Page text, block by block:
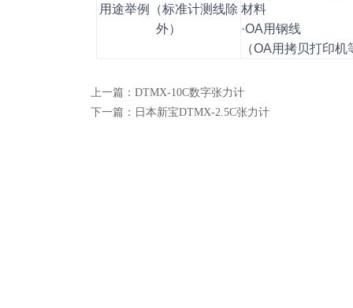
用途举例（标准计测线除
外）
材料
·OA用钢线
（OA用拷贝打印机
上一篇： DTMX-10C数字张力计
下一篇： 日本新宝DTMX-2.5C张力计